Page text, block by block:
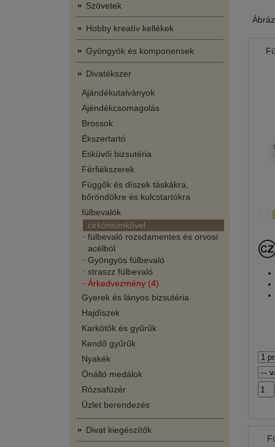
Szövetek
Hobby kreatív kellékek
Gyöngyök és komponensek
Divatékszer
Ajándékutalványok
Ajéndékcsomagolás
Brossok
Ékszertartó
Esküvői bizsutéria
Férfiékszerek
Függők és díszek táskákra,
bőröndökre és kulcstartókra
fülbevalók
cirkóniumkővel
fülbevaló rozsdamentes és orvosi
acélból
Gyöngyös fülbevaló
straszz fülbevaló
Árkedvezmény (4)
Gyerek és lányos bizsutéria
Hajdíszek
Karkötők és gyűrűk
Kendő gyűrűk
Nyakék
Önálló medálok
Rózsafüzér
Üzlet berendezés
Divat kiegészítők